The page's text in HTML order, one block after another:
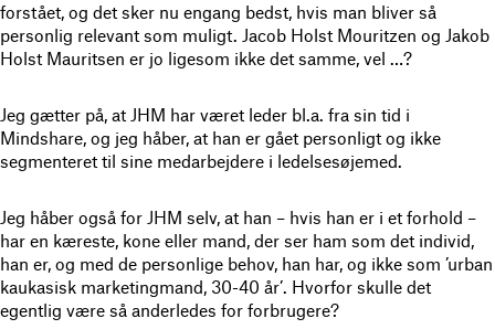
forstået, og det sker nu engang bedst, hvis man bliver så
personlig relevant som muligt. Jacob Holst Mouritzen og Jakob
Holst Mauritsen er jo ligesom ikke det samme, vel …?
Jeg gætter på, at JHM har været leder bl.a. fra sin tid i
Mindshare, og jeg håber, at han er gået personligt og ikke
segmenteret til sine medarbejdere i ledelsesøjemed.
Jeg håber også for JHM selv, at han – hvis han er i et forhold –
har en kæreste, kone eller mand, der ser ham som det individ,
han er, og med de personlige behov, han har, og ikke som ’urban
kaukasisk marketingmand, 30-40 år’. Hvorfor skulle det
egentlig være så anderledes for forbrugere?